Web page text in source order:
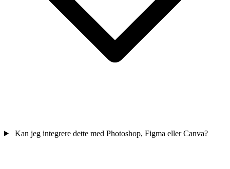
Kan jeg integrere dette med Photoshop, Figma eller Canva?